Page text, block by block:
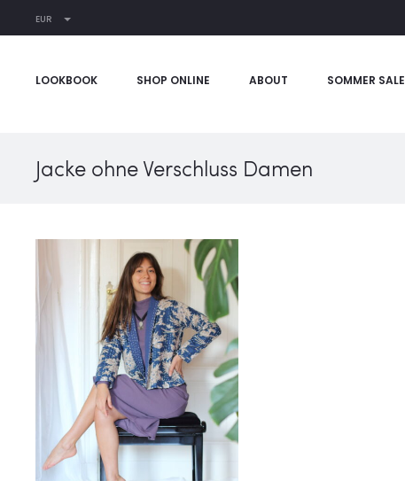
EUR
LOOKBOOK SHOP ONLINE ABOUT SOMMER SALE
Jacke ohne Verschluss Damen